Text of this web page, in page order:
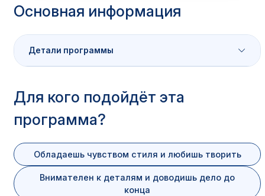
Основная информация
Детали программы
Значение
Код
специальности
Наименование
специальности
Дизайн (по отраслям) / Веб-
разработка
Для кого подойдёт эта
программа?
Обладаешь чувством стиля и любишь творить
Внимателен к деталям и доводишь дело до
конца